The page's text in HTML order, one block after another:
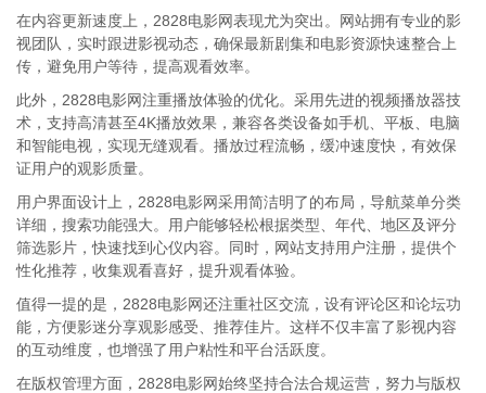
在内容更新速度上，2828电影网表现尤为突出。网站拥有专业的影
视团队，实时跟进影视动态，确保最新剧集和电影资源快速整合上
传，避免用户等待，提高观看效率。
此外，2828电影网注重播放体验的优化。采用先进的视频播放器技
术，支持高清甚至4K播放效果，兼容各类设备如手机、平板、电脑
和智能电视，实现无缝观看。播放过程流畅，缓冲速度快，有效保
证用户的观影质量。
用户界面设计上，2828电影网采用简洁明了的布局，导航菜单分类
详细，搜索功能强大。用户能够轻松根据类型、年代、地区及评分
筛选影片，快速找到心仪内容。同时，网站支持用户注册，提供个
性化推荐，收集观看喜好，提升观看体验。
值得一提的是，2828电影网还注重社区交流，设有评论区和论坛功
能，方便影迷分享观影感受、推荐佳片。这样不仅丰富了影视内容
的互动维度，也增强了用户粘性和平台活跃度。
在版权管理方面，2828电影网始终坚持合法合规运营，努力与版权